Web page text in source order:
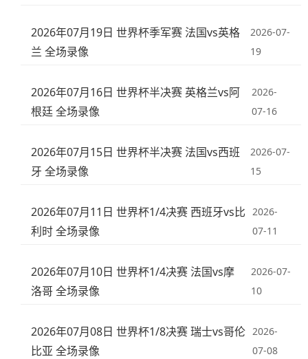
2026年07月19日 世界杯季军赛 法国vs英格
兰 全场录像
2026-07-
19
2026年07月16日 世界杯半决赛 英格兰vs阿
根廷 全场录像
2026-
07-16
2026年07月15日 世界杯半决赛 法国vs西班
牙 全场录像
2026-07-
15
2026年07月11日 世界杯1/4决赛 西班牙vs比
利时 全场录像
2026-
07-11
2026年07月10日 世界杯1/4决赛 法国vs摩
洛哥 全场录像
2026-07-
10
2026年07月08日 世界杯1/8决赛 瑞士vs哥伦
比亚 全场录像
2026-
07-08